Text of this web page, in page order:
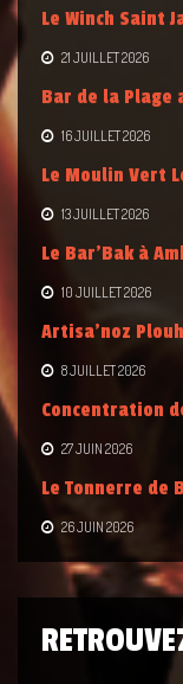
Le Winch Saint
21 JUILLET 2026
Bar de la Plage
16 JUILLET 2026
Le Moulin Vert
13 JUILLET 2026
Le Bar’Bak à
10 JUILLET 2026
Artisa’noz
8 JUILLET 2026
Concentration
27 JUIN 2026
Le Tonnerre de
26 JUIN 2026